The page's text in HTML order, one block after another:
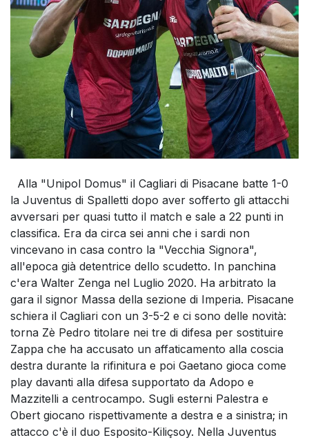
Alla "Unipol Domus" il Cagliari di Pisacane batte 1-0
la Juventus di Spalletti dopo aver sofferto gli attacchi
avversari per quasi tutto il match e sale a 22 punti in
classifica. Era da circa sei anni che i sardi non
vincevano in casa contro la "Vecchia Signora",
all'epoca già detentrice dello scudetto. In panchina
c'era Walter Zenga nel Luglio 2020. Ha arbitrato la
gara il signor Massa della sezione di Imperia. Pisacane
schiera il Cagliari con un 3-5-2 e ci sono delle novità:
torna Zè Pedro titolare nei tre di difesa per sostituire
Zappa che ha accusato un affaticamento alla coscia
destra durante la rifinitura e poi Gaetano gioca come
play davanti alla difesa supportato da Adopo e
Mazzitelli a centrocampo. Sugli esterni Palestra e
Obert giocano rispettivamente a destra e a sinistra; in
attacco c'è il duo Esposito-Kiliçsoy. Nella Juventus